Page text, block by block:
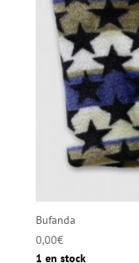
Bufanda
0,00€
1 en stock